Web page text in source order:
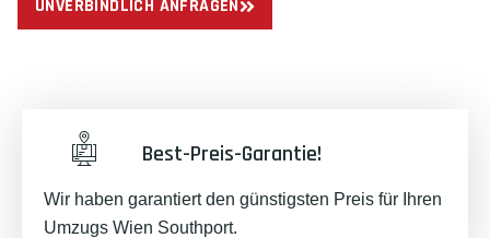
UNVERBINDLICH ANFRAGEN
Best-Preis-Garantie!
Wir haben garantiert den günstigsten Preis für Ihren
Umzugs Wien Southport.